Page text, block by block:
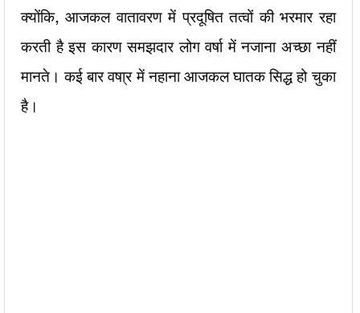
क्योंकि, आजकल वातावरण में प्रदूषित तत्वों की भरमार रहा
करती है इस कारण समझदार लोग वर्षा में नजाना अच्छा नहीं
मानते। कई बार वषा्र में नहाना आजकल घातक सिद्ध हो चुका
है।